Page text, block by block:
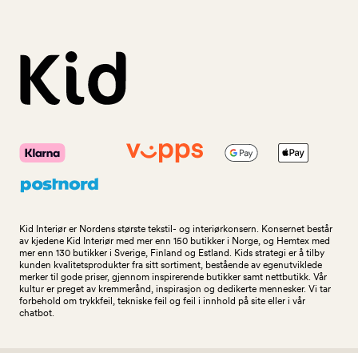
Kid Interiør er Nordens største tekstil- og interiørkonsern. Konsernet består
av kjedene Kid Interiør med mer enn 150 butikker i Norge, og Hemtex med
mer enn 130 butikker i Sverige, Finland og Estland. Kids strategi er å tilby
kunden kvalitetsprodukter fra sitt sortiment, bestående av egenutviklede
merker til gode priser, gjennom inspirerende butikker samt nettbutikk. Vår
kultur er preget av kremmerånd, inspirasjon og dedikerte mennesker. Vi tar
forbehold om trykkfeil, tekniske feil og feil i innhold på site eller i vår
chatbot.